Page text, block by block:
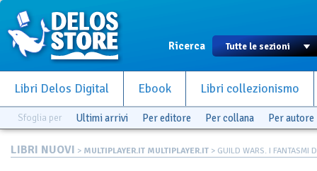
Ricerca
Libri Delos Digital Ebook Libri collezionismo
Sfoglia per Ultimi arrivi Per editore Per collana Per autore
LIBRI NUOVI > MULTIPLAYER.IT MULTIPLAYER.IT > GUILD WARS. I FANTASMI